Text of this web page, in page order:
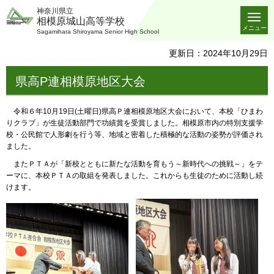
神奈川県立
相模原城山高等学校
Sagamihara Shiroyama Senior High School
メニュー
更新日：2024年10月29日
県高P連相模原地区大会
令和６年10月19日(土曜日)県高Ｐ連相模原地区大会において、本校「ひまわ
りクラブ」が生徒活動部門で功績賞を受賞しました。相模原市内の特別支援学
校・公民館で人形劇を行う等、地域と密着した積極的な活動の姿勢が評価され
ました。
またＰＴＡが「新校とともに新たな活動を育もう～新時代への挑戦～」をテ
ーマに、本校ＰＴＡの取組を発表しました。これからも生徒のために活動し続
けます。